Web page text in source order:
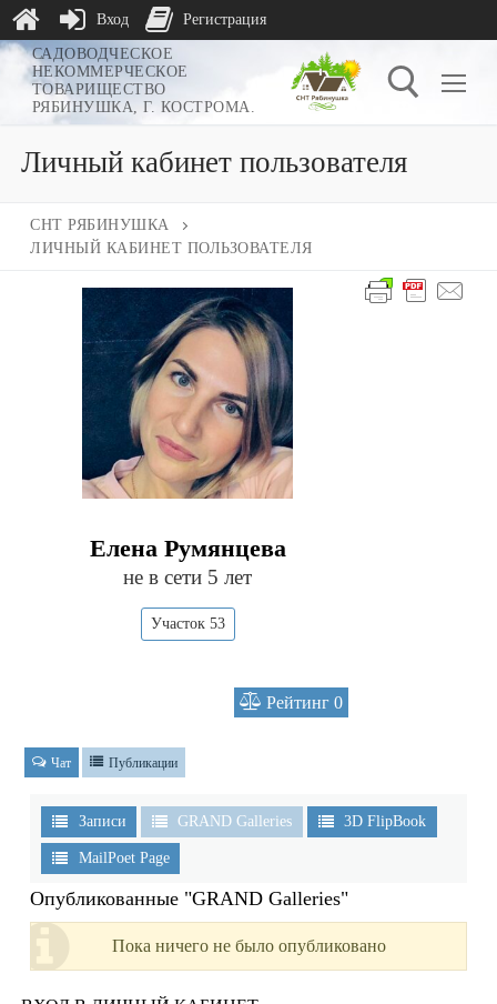
Перейти
содержимому
САДОВОДЧЕСКОЕ
НЕКОММЕРЧЕСКОЕ
ТОВАРИЩЕСТВО
РЯБИНУШКА, Г. КОСТРОМА.
Личный кабинет пользователя
СНТ РЯБИНУШКА
ЛИЧНЫЙ КАБИНЕТ ПОЛЬЗОВАТЕЛЯ
Елена Румянцева
не в сети 5 лет
Участок 53
Рейтинг 0
Чат Публикации
Записи GRAND Galleries 3D FlipBook
MailPoet Page
Опубликованные "GRAND Galleries"
Пока ничего не было опубликовано
Вход Регистрация